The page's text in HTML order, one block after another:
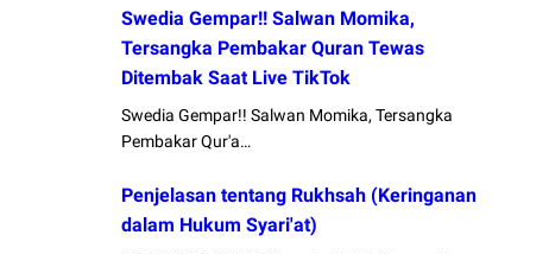
Swedia Gempar!! Salwan Momika,
Tersangka Pembakar Quran Tewas
Ditembak Saat Live TikTok
Swedia Gempar!! Salwan Momika, Tersangka
Pembakar Qur'a…
Penjelasan tentang Rukhsah (Keringanan
dalam Hukum Syari'at)